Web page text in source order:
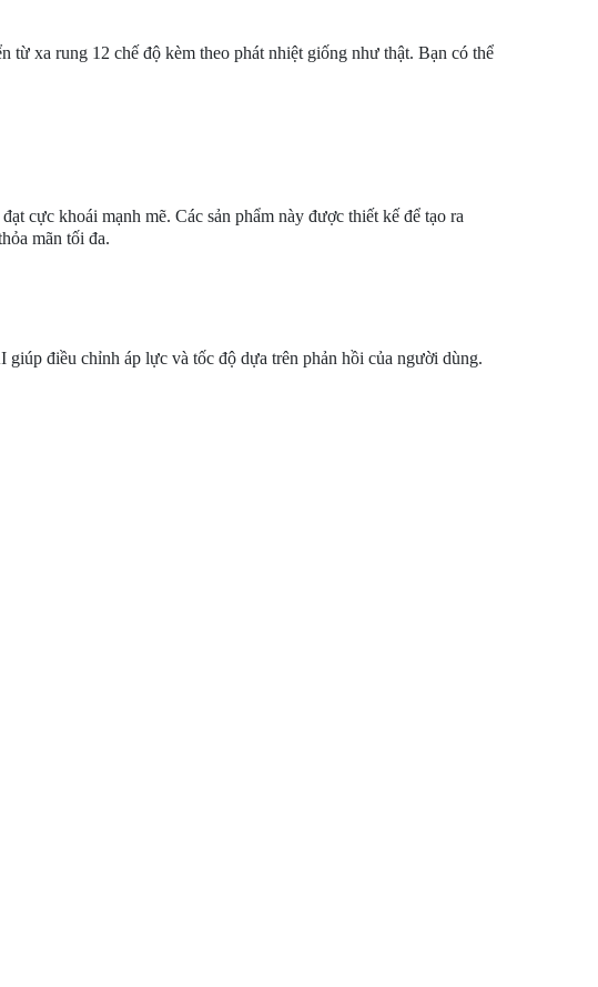
từ xa rung 12 chế độ kèm theo phát nhiệt giống như thật. Bạn có thể
cực khoái mạnh mẽ. Các sản phẩm này được thiết kế để tạo ra
mãn tối đa.
điều chỉnh áp lực và tốc độ dựa trên phản hồi của người dùng.